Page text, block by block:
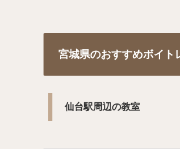
宮城県のおすすめボイト
仙台駅周辺の教室